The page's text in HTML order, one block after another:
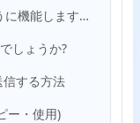
dmca取り下げとは何ですか?どのように機能しますか?
しょうか?
する方法
ー・使用)